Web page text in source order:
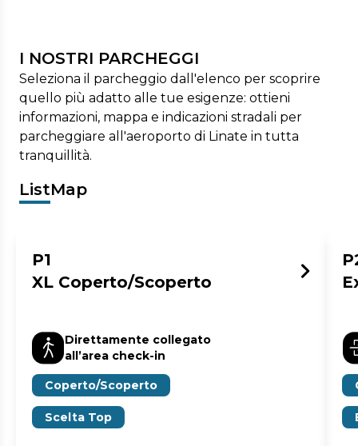
I NOSTRI PARCHEGGI
Seleziona il parcheggio dall'elenco per scoprire
quello più adatto alle tue esigenze: ottieni
informazioni, mappa e indicazioni stradali per
parcheggiare all'aeroporto di Linate in tutta
tranquillità.
ListMap
P1
XL Coperto/Scoperto
Direttamente collegato
all’area check-in
Coperto/Scoperto
Scelta Top